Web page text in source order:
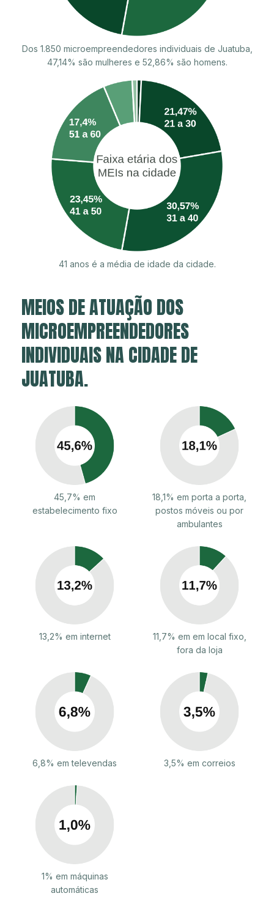
Dos 1.850 microempreendedores individuais de Juatuba,
47,14% são mulheres e 52,86% são homens.
41 anos é a média de idade da cidade.
MEIOS DE ATUAÇÃO DOS
MICROEMPREENDEDORES
INDIVIDUAIS NA CIDADE DE
JUATUBA.
45,7% em
estabelecimento fixo
18,1% em porta a porta,
postos móveis ou por
ambulantes
13,2% em internet
11,7% em em local fixo,
fora da loja
6,8% em televendas 3,5% em correios
1% em máquinas
automáticas